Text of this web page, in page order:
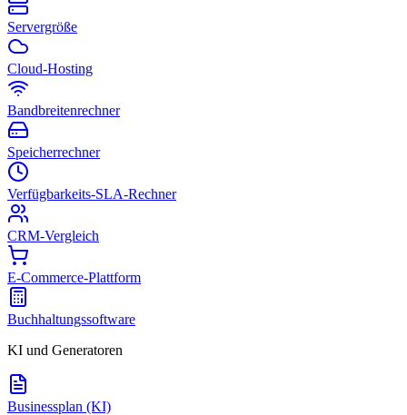
Servergröße
Cloud-Hosting
Bandbreitenrechner
Speicherrechner
Verfügbarkeits-SLA-Rechner
CRM-Vergleich
E-Commerce-Plattform
Buchhaltungssoftware
KI und Generatoren
Businessplan (KI)